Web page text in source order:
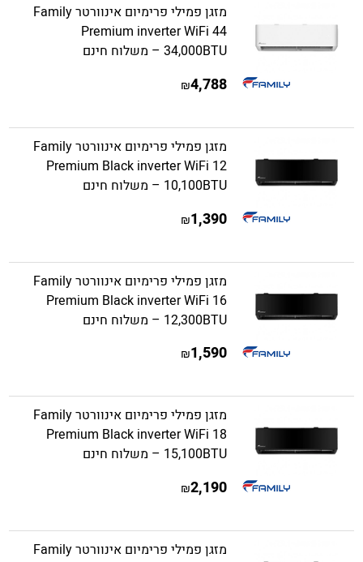
מזגן פמילי פרימיום אינוורטר Family
Premium inverter WiFi 44
34,000BTU – משלוח חינם
4,788
₪
מזגן פמילי פרימיום אינוורטר Family
Premium Black inverter WiFi 12
10,100BTU – משלוח חינם
1,390
₪
מזגן פמילי פרימיום אינוורטר Family
Premium Black inverter WiFi 16
12,300BTU – משלוח חינם
1,590
₪
מזגן פמילי פרימיום אינוורטר Family
Premium Black inverter WiFi 18
15,100BTU – משלוח חינם
2,190
₪
מזגן פמילי פרימיום אינוורטר Family